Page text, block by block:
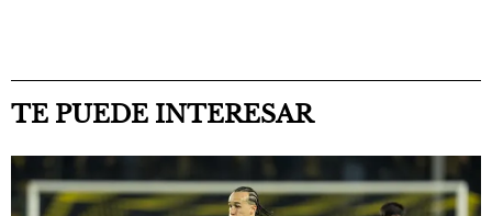
TE PUEDE INTERESAR